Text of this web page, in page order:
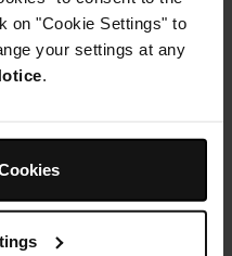
on "Cookie Settings" to
your settings at any
.
avec buse vapeur et fouet
Fonctions Espresso et Café
filtre (dont Cold Brew)